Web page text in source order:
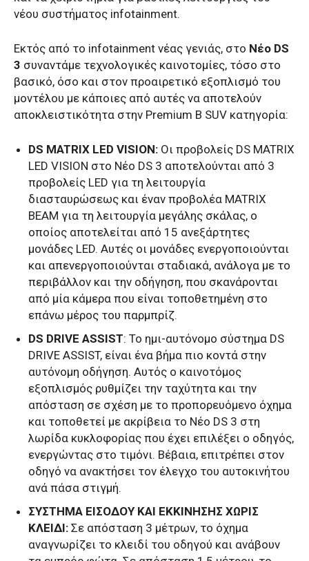
νέου συστήματος infotainment.
Εκτός από το infotainment νέας γενιάς, στο Nέο DS
3 συναντάμε τεχνολογικές καινοτομίες, τόσο στο
βασικό, όσο και στον προαιρετικό εξοπλισμό του
μοντέλου με κάποιες από αυτές να αποτελούν
αποκλειστικότητα στην Premium Β SUV κατηγορία:
DS MATRIX LED VISION: Οι προβολείς DS MATRIX
LED VISION στο Nέο DS 3 αποτελούνται από 3
προβολείς LED για τη λειτουργία
διασταυρώσεως και έναν προβολέα MATRIX
BEAM για τη λειτουργία μεγάλης σκάλας, ο
οποίος αποτελείται από 15 ανεξάρτητες
μονάδες LED. Αυτές οι μονάδες ενεργοποιούνται
και απενεργοποιούνται σταδιακά, ανάλογα με το
περιβάλλον και την οδήγηση, που σκανάρονται
από μία κάμερα που είναι τοποθετημένη στο
επάνω μέρος του παρμπρίζ.
DS DRIVE ASSIST: Το ημι-αυτόνομο σύστημα DS
DRIVE ASSIST, είναι ένα βήμα πιο κοντά στην
αυτόνομη οδήγηση. Αυτός ο καινοτόμος
εξοπλισμός ρυθμίζει την ταχύτητα και την
απόσταση σε σχέση με το προπορευόμενο όχημα
και τοποθετεί με ακρίβεια το Νέο DS 3 στη
λωρίδα κυκλοφορίας που έχει επιλέξει ο οδηγός,
ενεργώντας στο τιμόνι. Βέβαια, επιτρέπει στον
οδηγό να ανακτήσει τον έλεγχο του αυτοκινήτου
ανά πάσα στιγμή.
ΣΥΣΤΗΜΑ ΕΙΣΟΔΟΥ ΚΑΙ ΕΚΚΙΝΗΣΗΣ ΧΩΡΙΣ
ΚΛΕΙΔΙ: Σε απόσταση 3 μέτρων, το όχημα
αναγνωρίζει το κλειδί του οδηγού και ανάβουν